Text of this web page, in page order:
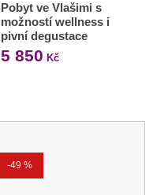
Pobyt ve Vlašimi s
možností wellness i
pivní degustace
5 850 Kč
-49 %